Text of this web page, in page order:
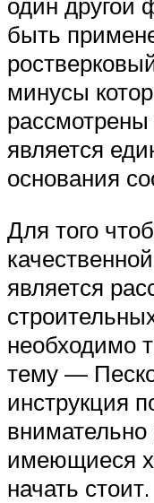
быть
минусы
является
основания
Для того
является
необходимо
тему —
инструкция
внимательно
имеющиеся
начать стоит.